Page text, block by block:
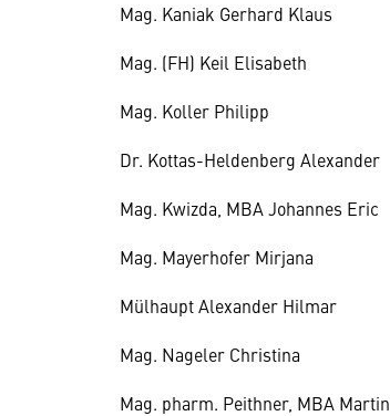
Mag. Kaniak Gerhard Klaus
Mag. (FH) Keil Elisabeth
Mag. Koller Philipp
Dr. Kottas-Heldenberg Alexander
Mag. Kwizda, MBA Johannes Eric
Mag. Mayerhofer Mirjana
Mülhaupt Alexander Hilmar
Mag. Nageler Christina
Mag. pharm. Peithner, MBA Martin